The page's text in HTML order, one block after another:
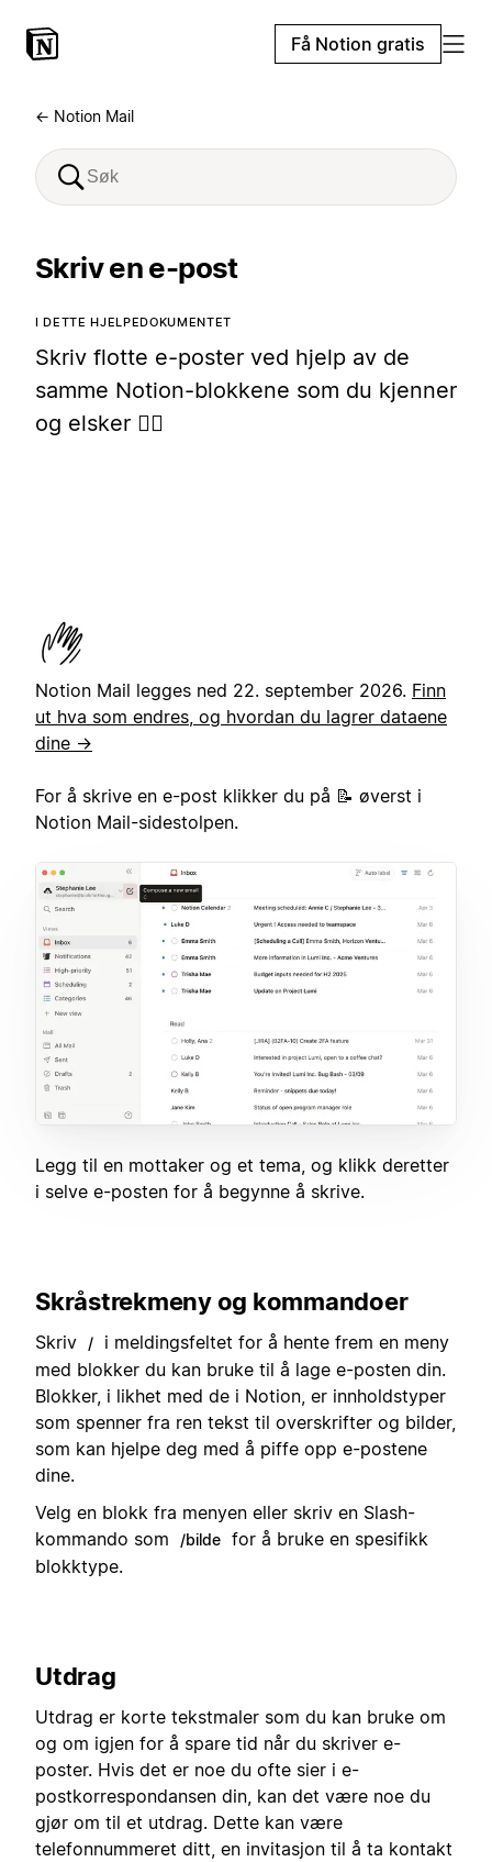
Få Notion gratis
← Notion Mail
Skriv en e-post
I DETTE HJELPEDOKUMENTET
Skriv flotte e-poster ved hjelp av de
samme Notion-blokkene som du kjenner
og elsker ✍🏼
Notion Mail legges ned 22. september 2026. Finn
ut hva som endres, og hvordan du lagrer dataene
dine →
For å skrive en e-post klikker du på 📝 øverst i
Notion Mail-sidestolpen.
Legg til en mottaker og et tema, og klikk deretter
i selve e-posten for å begynne å skrive.
Skråstrekmeny og kommandoer
Skriv /
i meldingsfeltet for å hente frem en meny
med blokker du kan bruke til å lage e-posten din.
Blokker, i likhet med de i Notion, er innholdstyper
som spenner fra ren tekst til overskrifter og bilder,
som kan hjelpe deg med å piffe opp e-postene
dine.
Velg en blokk fra menyen eller skriv en Slash-
kommando som
/bilde for å bruke en spesifikk
blokktype.
Utdrag
Utdrag er korte tekstmaler som du kan bruke om
og om igjen for å spare tid når du skriver e-
poster. Hvis det er noe du ofte sier i e-
postkorrespondansen din, kan det være noe du
gjør om til et utdrag. Dette kan være
telefonnummeret ditt, en invitasjon til å ta kontakt